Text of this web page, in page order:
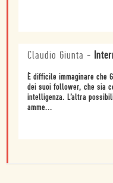
Claudio Giunta -
È difficile immaginare che
dei suoi follower, che sia
intelligenza. L’altra
amme...